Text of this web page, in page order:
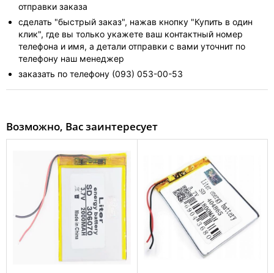
отправки заказа
сделать "быстрый заказ", нажав кнопку "Купить в один
клик", где вы только укажете ваш контактный номер
телефона и имя, а детали отправки с вами уточнит по
телефону наш менеджер
заказать по телефону (093) 053-00-53
Возможно, Вас заинтересует